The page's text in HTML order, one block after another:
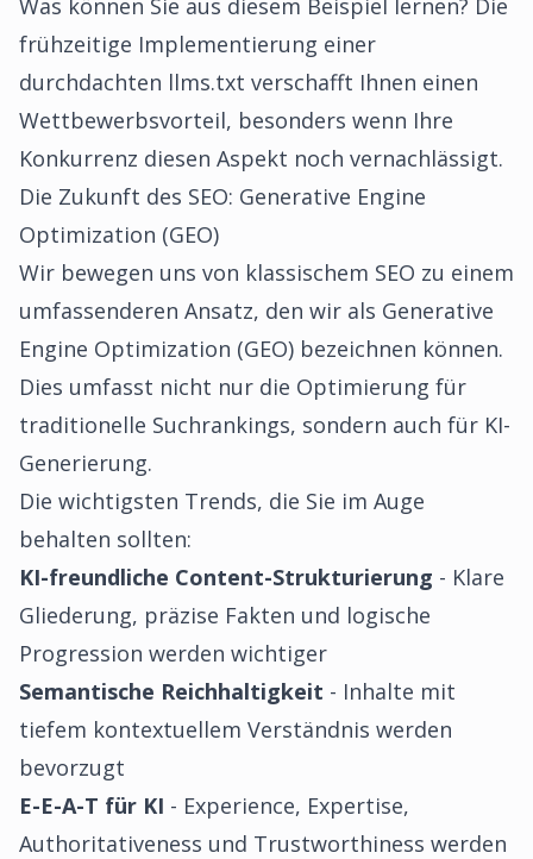
Was können Sie aus diesem Beispiel lernen? Die
frühzeitige Implementierung einer
durchdachten llms.txt verschafft Ihnen einen
Wettbewerbsvorteil, besonders wenn Ihre
Konkurrenz diesen Aspekt noch vernachlässigt.
Die Zukunft des SEO: Generative Engine
Optimization (GEO)
Wir bewegen uns von klassischem SEO zu einem
umfassenderen Ansatz, den wir als Generative
Engine Optimization (GEO) bezeichnen können.
Dies umfasst nicht nur die Optimierung für
traditionelle Suchrankings, sondern auch für KI-
Generierung.
Die wichtigsten Trends, die Sie im Auge
behalten sollten:
KI-freundliche Content-Strukturierung - Klare
Gliederung, präzise Fakten und logische
Progression werden wichtiger
Semantische Reichhaltigkeit - Inhalte mit
tiefem kontextuellem Verständnis werden
bevorzugt
E-E-A-T für KI - Experience, Expertise,
Authoritativeness und Trustworthiness werden